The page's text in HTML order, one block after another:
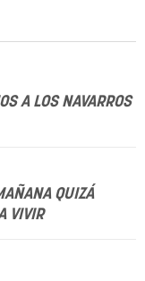
A LOS NAVARROS
QUIZÁ
VIVIR